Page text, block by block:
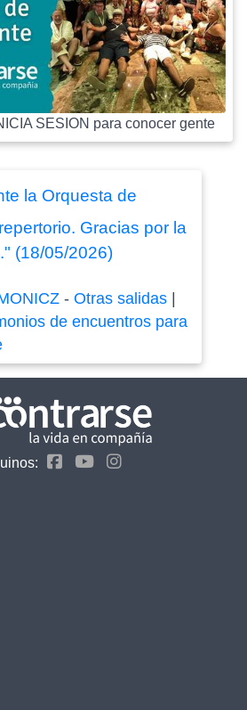
SESION para conocer gente
la Orquesta de
Gracias por la
(18/05/2026)
- Otras salidas|
de encuentros para